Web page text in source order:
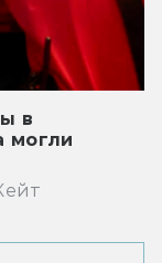
в
могли